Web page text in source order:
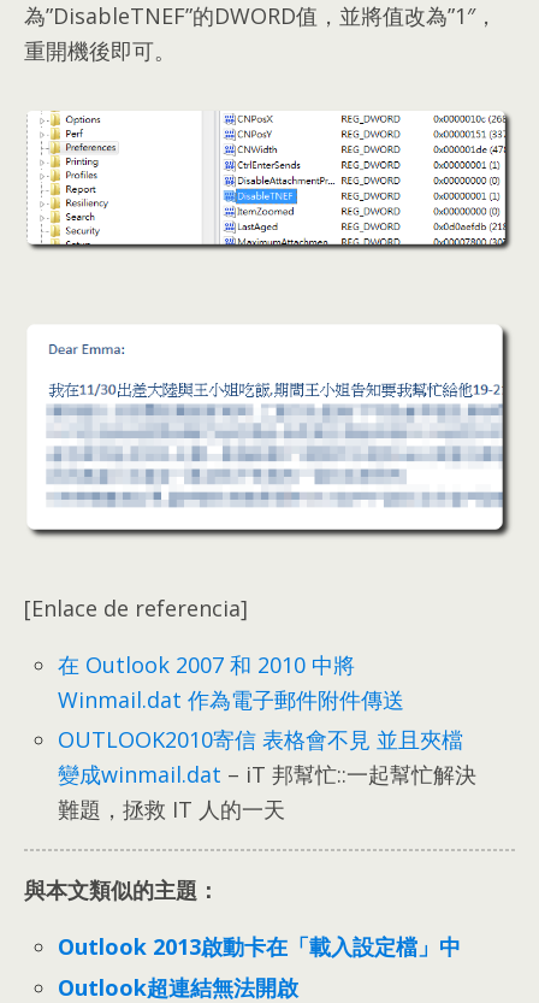
為”DisableTNEF”的DWORD值 ， 並將值改為”1″，
重開機後即可。
[Enlace de referencia]
在 Outlook 2007和 2010 中將
Winmail.dat 作為電子郵件附件傳送
OUTLOOK2010寄信 表格會不見 並且夾檔
變成winmail.dat – iT 邦幫忙::一起幫忙解決
難題 ，拯救 IT 人的一天
與本文類似的主題：
Outlook 2013啟動卡在「載入設定檔」中
Outlook超連結無法開啟